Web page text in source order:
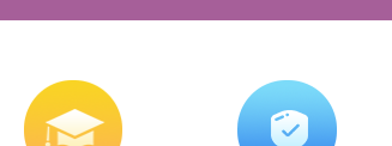
（恕不退回），于2026年
京大学朗润园（新结构
寄只接收顺丰快递，不